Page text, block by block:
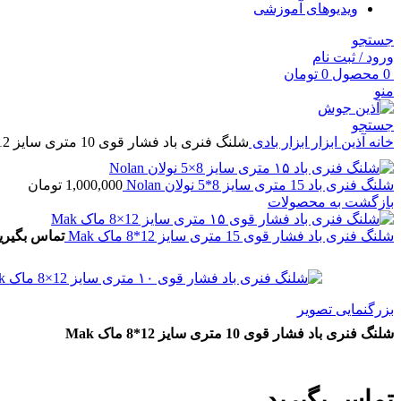
ویدیوهای آموزشی
جستجو
ورود / ثبت نام
0 محصول 0 تومان
منو
جستجو
خانه آذین ابزار ابزار بادی شلنگ فنری باد فشار قوی 10 متری سایز 12*8 ماک Mak
شلنگ فنری باد 15 متری سایز 8*5 نولان Nolan 1,000,000 تومان
بازگشت به محصولات
شلنگ فنری باد فشار قوی 15 متری سایز 12*8 ماک Mak تماس
بزرگنمایی تصویر
شلنگ فنری باد فشار قوی 10 متری سایز 12*8 ماک Mak